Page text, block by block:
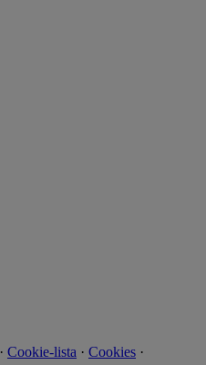
· Cookie-lista · Cookies ·